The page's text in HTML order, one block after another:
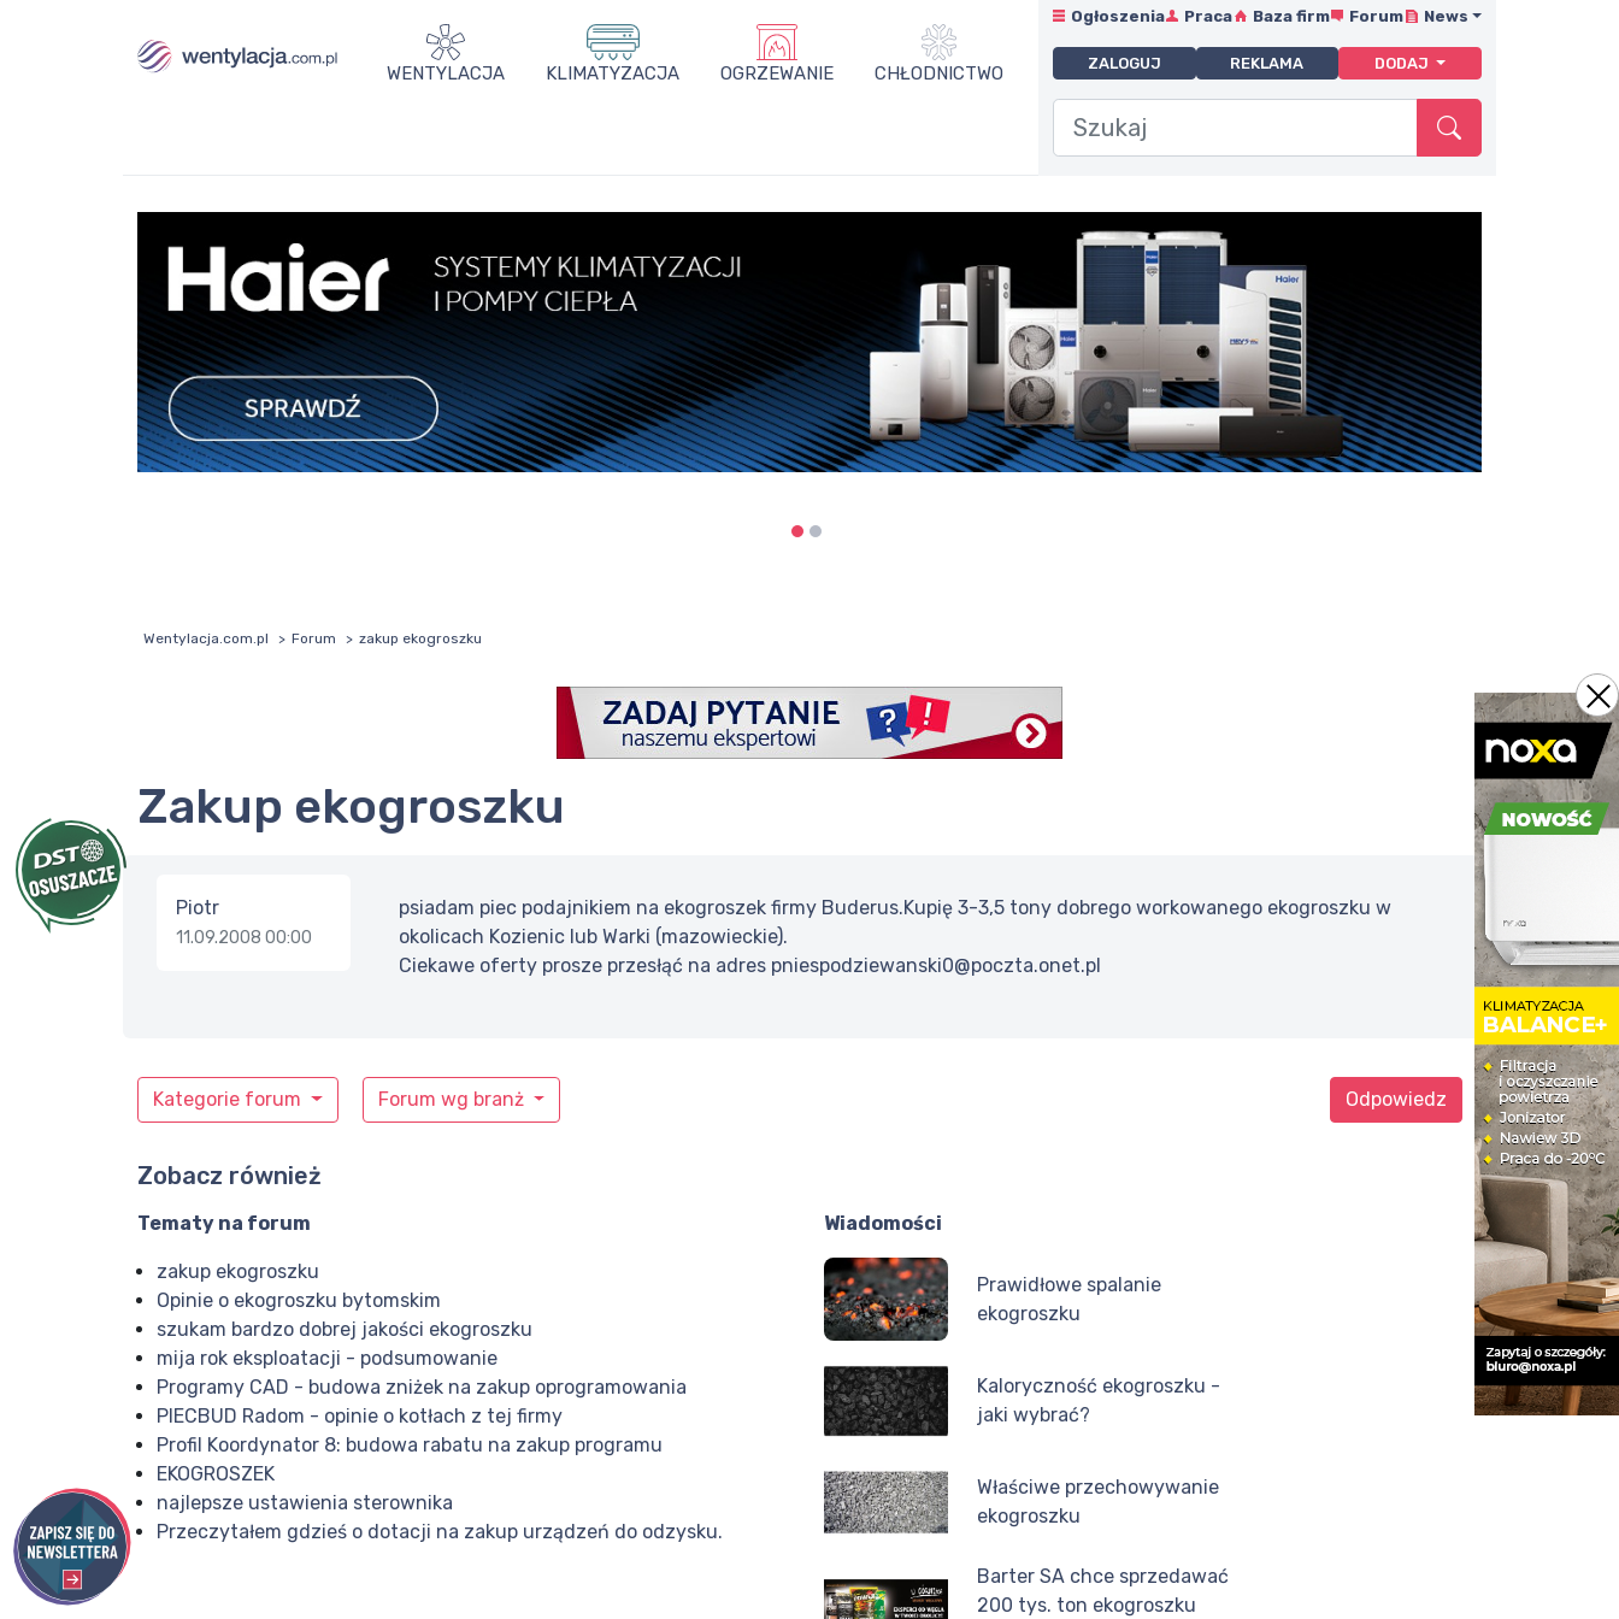
WENTYLACJA KLIMATYZACJA OGRZEWANIE CHŁODNICTWO
Ogłoszenia Praca Baza firm Forum News
ZALOGUJ REKLAMA DODAJ
Wentylacja.com.pl Forum zakup ekogroszku
zakup ekogroszku
Piotr
11.09.2008 00:00
psiadam piec podajnikiem na ekogroszek firmy Buderus.Kupię 3-3,5 tony dobrego workowanego ekogroszku w
okolicach Kozienic lub Warki (mazowieckie).
Ciekawe oferty prosze przesłąć na adres pniespodziewanski0@poczta.onet.pl
Kategorie forum Forum wg branż Odpowiedz
Zobacz również
Tematy na forum
zakup ekogroszku
Opinie o ekogroszku bytomskim
szukam bardzo dobrej jakości ekogroszku
mija rok eksploatacji - podsumowanie
Programy CAD - budowa zniżek na zakup oprogramowania
PIECBUD Radom - opinie o kotłach z tej firmy
Profil Koordynator 8: budowa rabatu na zakup programu
EKOGROSZEK
najlepsze ustawienia sterownika
Przeczytałem gdzieś o dotacji na zakup urządzeń do odzysku.
Wiadomości
Prawidłowe spalanie
ekogroszku
Kaloryczność ekogroszku -
jaki wybrać?
Właściwe przechowywanie
ekogroszku
Barter SA chce sprzedawać
200 tys. ton ekogroszku